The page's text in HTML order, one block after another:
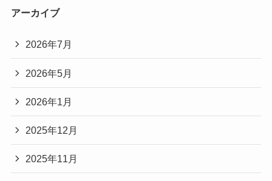
アーカイブ
2026年7月
2026年5月
2026年1月
2025年12月
2025年11月